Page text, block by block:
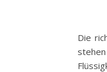
Die